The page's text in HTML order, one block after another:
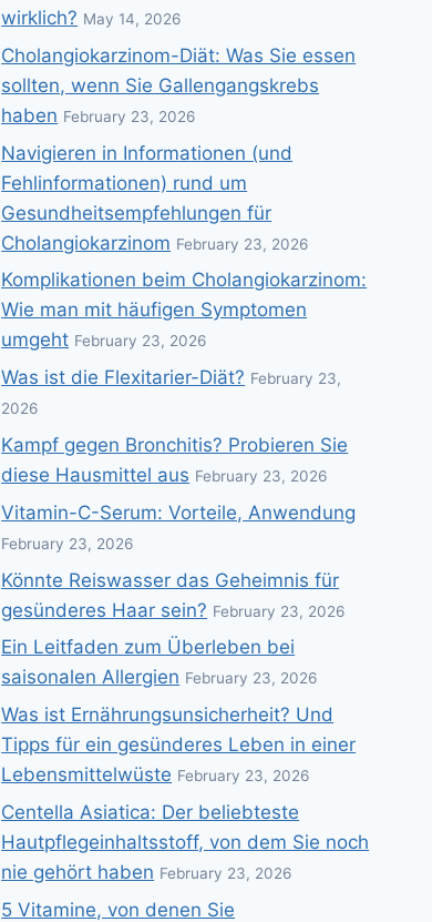
wirklich? May 14, 2026
Cholangiokarzinom-Diät: Was Sie essen
sollten, wenn Sie Gallengangskrebs
haben February 23, 2026
Navigieren in Informationen (und
Fehlinformationen) rund um
Gesundheitsempfehlungen für
Cholangiokarzinom February 23, 2026
Komplikationen beim Cholangiokarzinom:
Wie man mit häufigen Symptomen
umgeht February 23, 2026
Was ist die Flexitarier-Diät? February 23,
2026
Kampf gegen Bronchitis? Probieren Sie
diese Hausmittel aus February 23, 2026
Vitamin-C-Serum: Vorteile, Anwendung
February 23, 2026
Könnte Reiswasser das Geheimnis für
gesünderes Haar sein? February 23, 2026
Ein Leitfaden zum Überleben bei
saisonalen Allergien February 23, 2026
Was ist Ernährungsunsicherheit? Und
Tipps für ein gesünderes Leben in einer
Lebensmittelwüste February 23, 2026
Centella Asiatica: Der beliebteste
Hautpflegeinhaltsstoff, von dem Sie noch
nie gehört haben February 23, 2026
5 Vitamine, von denen Sie